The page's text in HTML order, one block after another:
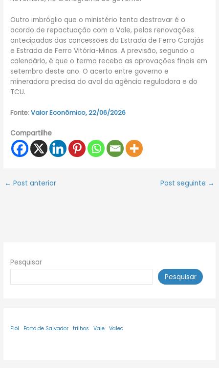
Outro imbróglio que o ministério tenta destravar é o
acordo de repactuação com a Vale, pelas renovações
antecipadas das concessões da Estrada de Ferro Carajás
e Estrada de Ferro Vitória-Minas. A previsão, segundo o
calendário, é que o termo receba as aprovações finais em
setembro deste ano. O acerto entre governo e
mineradora precisa do aval da agência reguladora e do
TCU.
Fonte:Valor Econômico, 22/06/2026
Compartilhe
← Post anterior Post seguinte →
Pesquisar
Pesquisar
Fiol Porto de Salvador trilhos Vale Valec